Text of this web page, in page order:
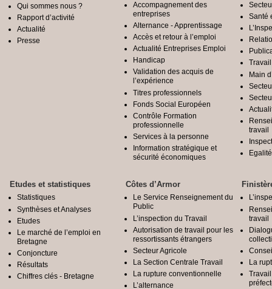
Qui sommes nous ?
Rapport d’activité
Actualité
Presse
Accompagnement des
entreprises
Alternance - Apprentissage
Accès et retour à l’emploi
Actualité Entreprises Emploi
Handicap
Validation des acquis de
l’expérience
Titres professionnels
Fonds Social Européen
Contrôle Formation
professionnelle
Services à la personne
Information stratégique et
sécurité économiques
Santé
Main
travail
Etudes et statistiques
Statistiques
Synthèses et Analyses
Etudes
Le marché de l’emploi en
Bretagne
Conjoncture
Résultats
Chiffres clés - Bretagne
Côtes d’Armor
Le Service Renseignement du
Public
L’inspection du Travail
Autorisation de travail pour les
ressortissants étrangers
Secteur Agricole
La Section Centrale Travail
La rupture conventionnelle
L’alternance
travail
La